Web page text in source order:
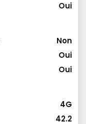
Oui
Non
Oui
Oui
4G
42.2